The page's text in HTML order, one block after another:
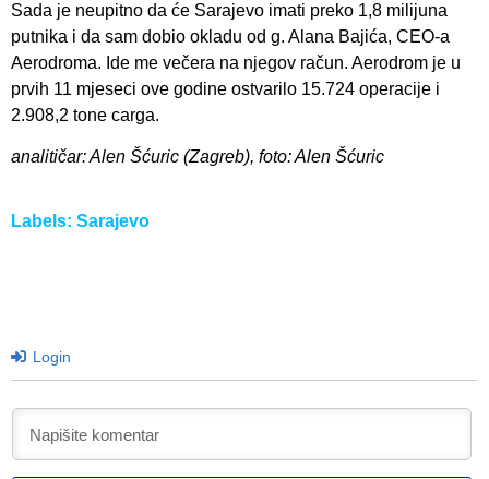
Sada je neupitno da će Sarajevo imati preko 1,8 milijuna
putnika i da sam dobio okladu od g. Alana Bajića, CEO-a
Aerodroma. Ide me večera na njegov račun. Aerodrom je u
prvih 11 mjeseci ove godine ostvarilo 15.724 operacije i
2.908,2 tone carga.
analitičar: Alen Šćuric (Zagreb), foto: Alen Šćuric
Labels: Sarajevo
Login